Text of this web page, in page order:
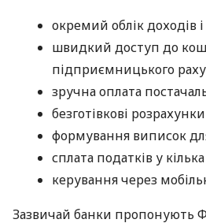
окремий облік доходів
швидкий доступ до
підприємницького
зручна оплата
безготівкові
формування виписок
сплата податків у кілька
керування через
Зазвичай банки